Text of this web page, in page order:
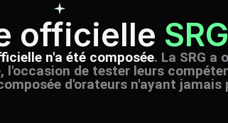
officielle SRG
n'a été composée. La SRG a
l'occasion de tester leurs
d'orateurs n'ayant jamais